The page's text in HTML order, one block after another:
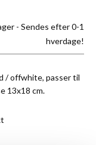
/ offwhite, passer til
13x18 cm.
- Sendes efter 0-1
hverdage!